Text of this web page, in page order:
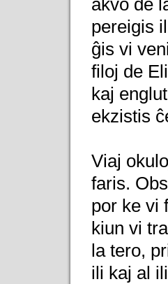
akvo de
pereigis
ĝis vi
filoj de
kaj
ekzistis
Viaj
faris.
por ke vi
kiun vi
la tero,
ili kaj al